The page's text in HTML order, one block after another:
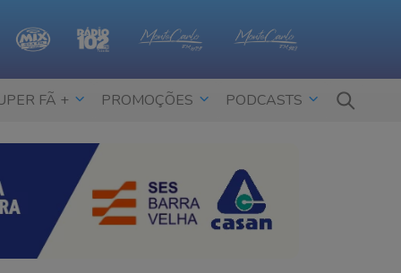
FÃ + PROMOÇÕES PODCASTS